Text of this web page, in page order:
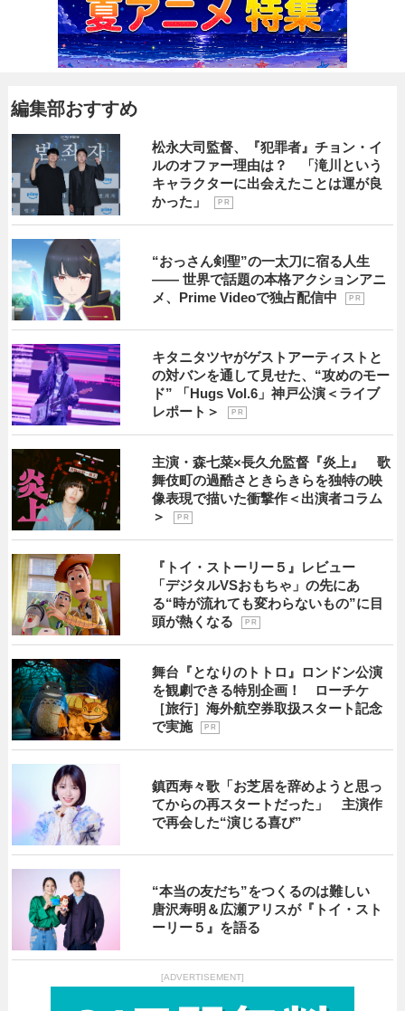
編集部おすすめ
松永大司監督、『犯罪者』チョン・イ
ルのオファー理由は？ 「滝川という
キャラクターに出会えたことは運が良
かった」
P R
“おっさん剣聖”の一太刀に宿る人生
―― 世界で話題の本格アクションアニ
メ、Prime Videoで独占配信中
P R
キタニタツヤがゲストアーティストと
の対バンを通して見せた、“攻めのモー
ド” 「Hugs Vol.6」神戸公演＜ライブ
レポート＞
P R
主演・森七菜×長久允監督『炎上』 歌
舞伎町の過酷さときらきらを独特の映
像表現で描いた衝撃作＜出演者コラム
＞
P R
『トイ・ストーリー５』レビュー
「デジタルVSおもちゃ」の先にあ
る“時が流れても変わらないもの”に目
頭が熱くなる
P R
舞台『となりのトトロ』ロンドン公演
を観劇できる特別企画！ ローチケ
［旅行］海外航空券取扱スタート記念
で実施
P R
鎮西寿々歌「お芝居を辞めようと思っ
てからの再スタートだった」 主演作
で再会した“演じる喜び”
“本当の友だち”をつくるのは難しい
唐沢寿明＆広瀬アリスが『トイ・スト
ーリー５』を語る
[ADVERTISEMENT]